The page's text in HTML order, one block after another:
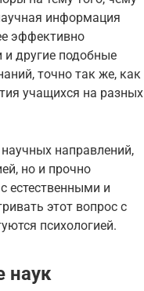
информация
эффективно
и другие подобные
точно так же, как
учащихся на разных
направлений,
но и прочно
естественными и
этот вопрос с
психологией.
наук